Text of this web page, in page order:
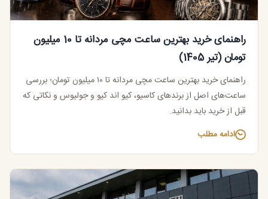
راهنمای خرید بهترین ساعت مچی مردانه تا 10 میلیون
تومان (تیر 1405)
راهنمای خرید بهترین ساعت مچی مردانه تا ۱۰ میلیون تومان؛ بررسی
ساعت‌های اصل از برندهای کاسیو، کیو اند کیو و جولیوس و نکاتی که
قبل از خرید باید بدانید.
ادامه مطلب